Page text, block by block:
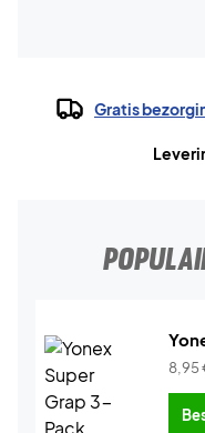
Gratis
8,95